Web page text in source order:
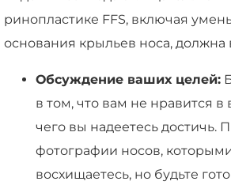
ринопластике FFS, включая
основания крыльев носа, должна
Обсуждение ваших целей:
в том, что вам не нравится
чего вы надеетесь достичь.
фотографии носов,
восхищаетесь, но будьте